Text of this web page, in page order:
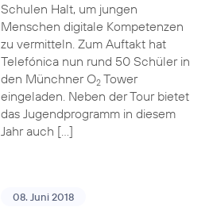
Schulen Halt, um jungen
Menschen digitale Kompetenzen
zu vermitteln. Zum Auftakt hat
Telefónica nun rund 50 Schüler in
den Münchner O2Tower
eingeladen. Neben der Tour bietet
das Jugendprogramm in diesem
Jahr auch […]
08. Juni 2018